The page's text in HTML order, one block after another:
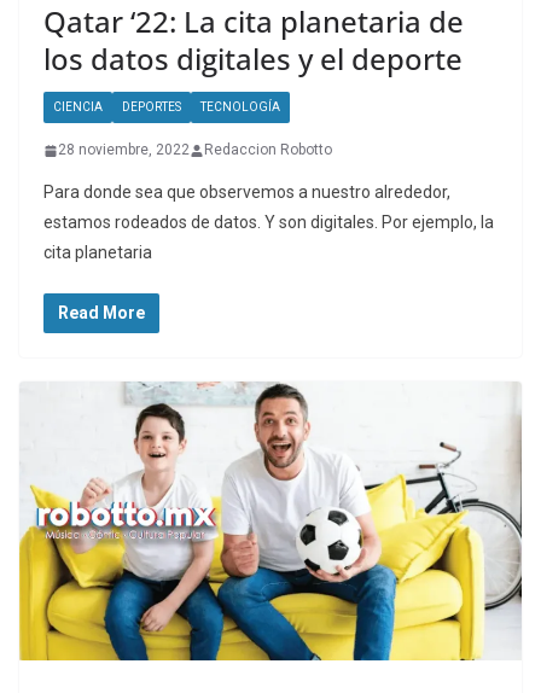
Qatar ‘22: La cita planetaria de
los datos digitales y el deporte
CIENCIA DEPORTES TECNOLOGÍA
28 noviembre, 2022 Redaccion Robotto
Para donde sea que observemos a nuestro alrededor,
estamos rodeados de datos. Y son digitales. Por ejemplo, la
cita planetaria
Read More